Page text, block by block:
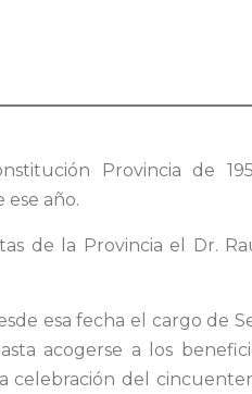
Provincia de
ese año.
de la Provincia el Dr.
esa fecha el cargo de
acogerse a los
del